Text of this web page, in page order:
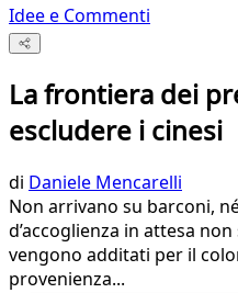
Idee e Commenti
La frontiera dei
escludere i cinesi
di Daniele Mencarelli
Non arrivano su barconi,
d’accoglienza in attesa
vengono additati per il
provenienza...